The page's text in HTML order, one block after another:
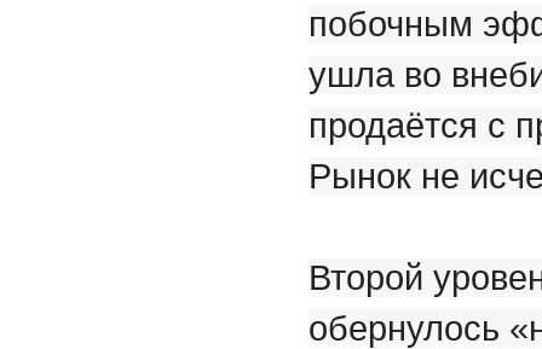
побочным
ушла во
продаётся с
Рынок не
Второй
обернулось